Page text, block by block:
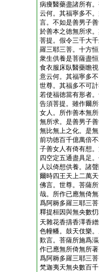
病痩醫藥盡諸所有
云何。其福寧多不
言。不如是善男子
於善本之徳無所求
菩提。假令三千大
羅三耶三菩。十方
衆生供養是菩薩盡
食衣服床臥醫藥瞻
意云何。其福寧多
世尊。其福多不可
若使福徳當有形者
告須菩提。雖作爾
女人。所作善本無
無所求。是善男子
無比無上之化。是
前功徳百千億萬倍
子善女人有倚有想
四空定五通盡具足
人以倚想供養。諸
爾時四王天上二萬
佛言。世尊。菩薩
哉。所作已應無倚
爲阿耨多羅三耶三
釋提桓因與無央數
天雜花香擣香澤香
色幢幡。鼓天伎樂
歎言。菩薩所施爲
作已應無所倚無所
爲阿耨多羅三耶三
梵迦夷天無央數百